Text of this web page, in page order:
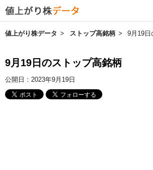
値上がり株データ ストップ高銘柄 9月19日
9月19日のストップ高銘柄
公開日： 2023年9月19日